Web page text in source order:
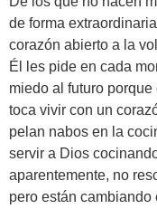
de forma
corazón abierto a la
Él les pide en cada
miedo al futuro
toca vivir con un
pelan nabos en la
servir a Dios
aparentemente, no
pero están